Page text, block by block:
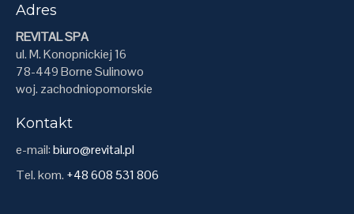
Adres
REVITAL SPA
ul. M. Konopnickiej 16
78-449 Borne Sulinowo
woj. zachodniopomorskie
Kontakt
e-mail:biuro@revital.pl
Tel. kom. +48 608 531 806